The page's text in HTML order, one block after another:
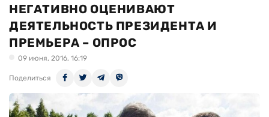
НЕГАТИВНО ОЦЕНИВАЮТ
ДЕЯТЕЛЬНОСТЬ ПРЕЗИДЕНТА И
ПРЕМЬЕРА – ОПРОС
09 июня, 2016, 16:19
Поделиться